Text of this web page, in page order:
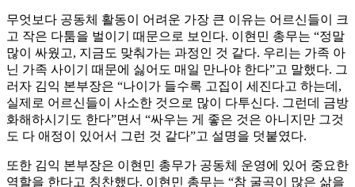
무엇보다 공동체 활동이 어려운 가장 큰 이유는 어르신들이 크
고 작은 다툼을 벌이기 때문으로 보인다. 이현민 총무는 “정말
많이 싸웠고, 지금도 맞춰가는 과정인 것 같다. 우리는 가족 아
닌 가족 사이기 때문에 싫어도 매일 만나야 한다”고 말했다. 그
러자 김익 본부장은 “나이가 들수록 고집이 세진다고 하는데,
실제로 어르신들이 사소한 것으로 많이 다투신다. 그런데 금방
화해하시기도 한다”면서 “싸우는 게 좋은 것은 아니지만 그것
도 다 애정이 있어서 그런 것 같다”고 설명을 덧붙였다.
또한 김익 본부장은 이현민 총무가 공동체 운영에 있어 중요한
역할을 한다고 칭찬했다. 이현민 총무는 “참 굴곡이 많은 삶을